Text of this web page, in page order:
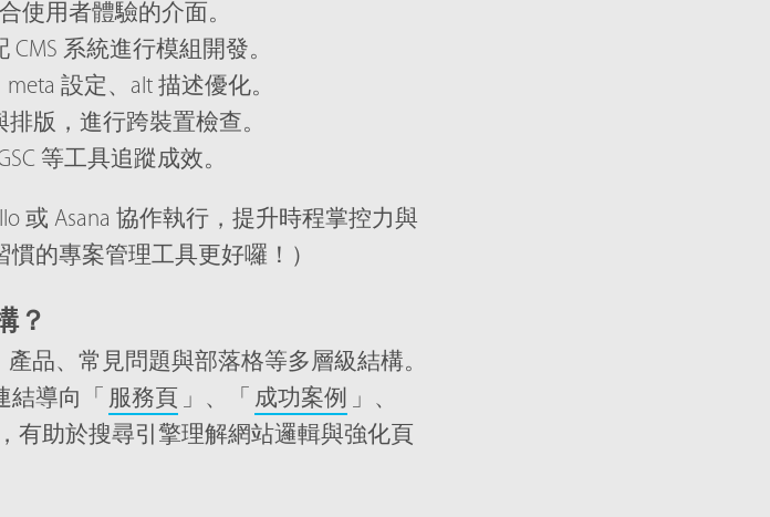
使用者體驗的介面。
系統進行模組開發。
設定、alt 描述優化。
版，進行跨裝置檢查。
等工具追蹤成效。
或 Asana 協作執行，提升時程掌控力與
的專案管理工具更好囉！）
？
品、常見問題與部落格等多層級結構。
結導向「 服務頁 」、「 成功案例
」、
有助於搜尋引擎理解網站邏輯與強化頁